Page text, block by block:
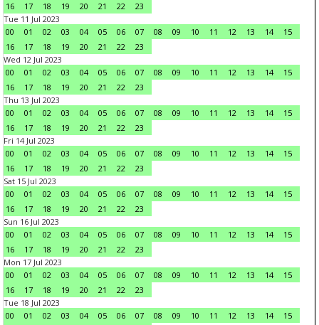
16
17 18 19 20 21 22
23
Tue 11 Jul 2023
00
01 02 03 04 05 06 07 08 09 10 11 12 13 14
15
16
17 18 19 20 21 22
23
Wed 12 Jul 2023
00
01 02 03 04 05 06 07 08 09 10 11 12 13 14
15
16
17 18 19 20 21 22
23
Thu 13 Jul 2023
00
01 02 03 04 05 06 07 08 09 10 11 12 13 14
15
16
17 18 19 20 21 22
23
Fri 14 Jul 2023
00
01 02 03 04 05 06 07 08 09 10 11 12 13 14
15
16
17 18 19 20 21 22
23
Sat 15 Jul 2023
00
01 02 03 04 05 06 07 08 09 10 11 12 13 14
15
16
17 18 19 20 21 22
23
Sun 16 Jul 2023
00
01 02 03 04 05 06 07 08 09 10 11 12 13 14
15
16
17 18 19 20 21 22
23
Mon 17 Jul 2023
00
01 02 03 04 05 06 07 08 09 10 11 12 13 14
15
16
17 18 19 20 21 22
23
Tue 18 Jul 2023
00
01 02 03 04 05 06 07 08 09 10 11 12 13 14 15